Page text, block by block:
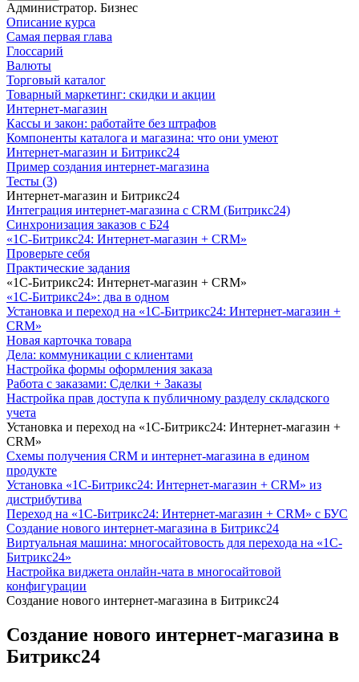
Администратор. Бизнес
Описание курса
Самая первая глава
Глоссарий
Валюты
Торговый каталог
Товарный маркетинг: скидки и акции
Интернет-магазин
Кассы и закон: работайте без штрафов
Компоненты каталога и магазина: что они умеют
Интернет-магазин и Битрикс24
Пример создания интернет-магазина
Тесты (3)
Интернет-магазин и Битрикс24
Интеграция интернет-магазина с CRM (Битрикс24)
Синхронизация заказов с Б24
«1С-Битрикс24: Интернет-магазин + CRM»
Проверьте себя
Практические задания
«1С-Битрикс24: Интернет-магазин + CRM»
«1С-Битрикс24»: два в одном
Установка и переход на «1С-Битрикс24: Интернет-магазин +
CRM»
Новая карточка товара
Дела: коммуникации с клиентами
Настройка формы оформления заказа
Работа с заказами: Сделки + Заказы
Настройка прав доступа к публичному разделу складского
учета
Установка и переход на «1С-Битрикс24: Интернет-магазин +
CRM»
Схемы получения CRM и интернет-магазина в едином
продукте
Установка «1С-Битрикс24: Интернет-магазин + CRM» из
дистрибутива
Переход на «1С-Битрикс24: Интернет-магазин + CRM» с БУС
Создание нового интернет-магазина в Битрикс24
Виртуальная машина: многосайтовость для перехода на «1С-
Битрикс24»
Настройка виджета онлайн-чата в многосайтовой
конфигурации
Создание нового интернет-магазина в Битрикс24
Создание нового интернет-магазина в
Битрикс24